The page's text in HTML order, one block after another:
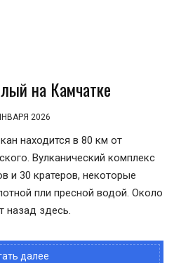
на Камчатке
2026
находится в 80 км от
Вулканический комплекс
и 30 кратеров, некоторые
пли пресной водой. Около
назад здесь.
далее